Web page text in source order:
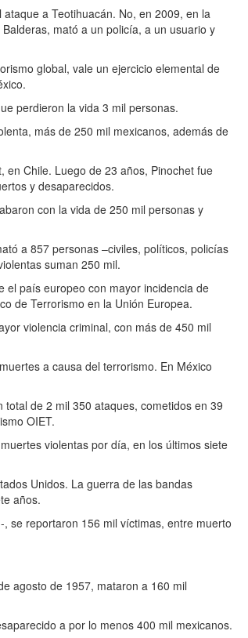
a Teotihuacán. No, en 2009, en la
mató a un policía, a un usuario y
global, vale un ejercicio elemental de
perdieron la vida 3 mil personas.
más de 250 mil mexicanos, además de
Chile. Luego de 23 años, Pinochet fue
y desaparecidos.
con la vida de 250 mil personas y
a 857 personas –civiles, políticos, policías
suman 250 mil.
el país europeo con mayor incidencia de
de Terrorismo en la Unión Europea.
violencia criminal, con más de 450 mil
a causa del terrorismo. En México
de 2 mil 350 ataques, cometidos en 39
OIET.
violentas por día, en los últimos siete
Unidos. La guerra de las bandas
años.
se reportaron 156 mil víctimas, entre muerto
agosto de 1957, mataron a 160 mil
a por lo menos 400 mil mexicanos.